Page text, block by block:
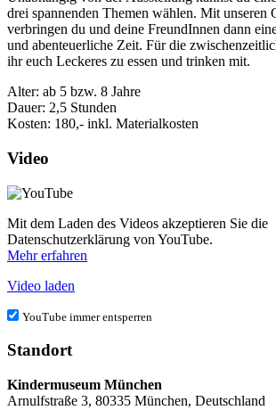
drei spannenden Themen wählen. Mit unseren
verbringen du und deine FreundInnen dann
und abenteuerliche Zeit. Für die
ihr euch Leckeres zu essen und trinken mit.
Alter: ab 5 bzw. 8 Jahre
Dauer: 2,5 Stunden
Kosten: 180,- inkl. Materialkosten
Video
Mit dem Laden des Videos akzeptieren Sie die
Datenschutzerklärung von YouTube.
Mehr erfahren
Video laden
YouTube immer entsperren
Standort
Kindermuseum München
Arnulfstraße 3, 80335 München, Deutschland